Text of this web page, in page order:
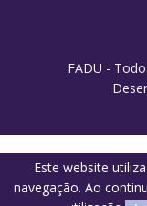
FADU -
Este website
navegação. Ao